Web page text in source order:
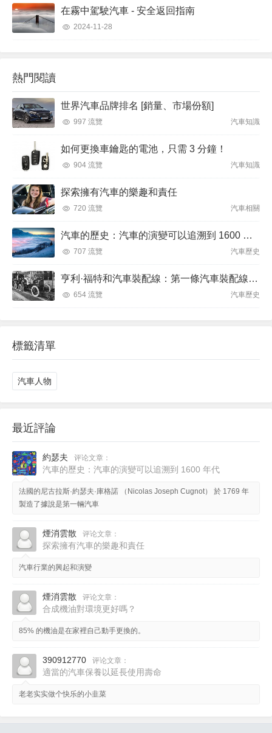
在霧中駕駛汽車 - 安全返回指南
2024-11-28
熱門閱讀
世界汽車品牌排名 [銷量、市場份額]
997 流覽 汽車知識
如何更換車鑰匙的電池，只需 3 分鐘！
904 流覽 汽車知識
探索擁有汽車的樂趣和責任
720 流覽 汽車相關
汽車的歷史：汽車的演變可以追溯到 1600 年代
707 流覽 汽車歷史
亨利·福特和汽車裝配線：第一條汽車裝配線於 1913 年 12 月 1 日推出
654 流覽 汽車歷史
標籤清單
汽車人物
最近評論
約瑟夫 评论文章：
汽車的歷史：汽車的演變可以追溯到 1600 年代
法國的尼古拉斯·約瑟夫·庫格諾 （Nicolas Joseph Cugnot） 於 1769 年
製造了據說是第一輛汽車
煙消雲散 评论文章：
探索擁有汽車的樂趣和責任
汽車行業的興起和演變
煙消雲散 评论文章：
合成機油對環境更好嗎？
85% 的機油是在家裡自己動手更換的。
390912770 评论文章：
適當的汽車保養以延長使用壽命
老老实实做个快乐的小韭菜